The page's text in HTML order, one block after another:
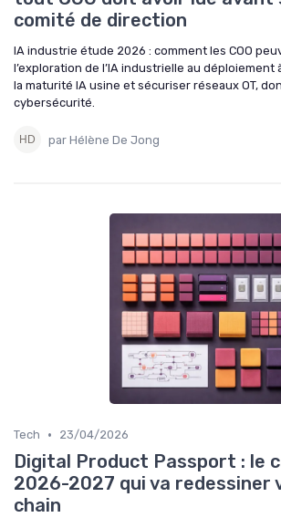
comité de direction
IA industrie étude 2026 : comment les COO
l’exploration de l’IA industrielle au déploiement
la maturité IA usine et sécuriser réseaux OT,
cybersécurité.
par Hélène De Jong
Tech • 23/04/2026
Digital Product Passport : le
2026-2027 qui va redessiner
chain